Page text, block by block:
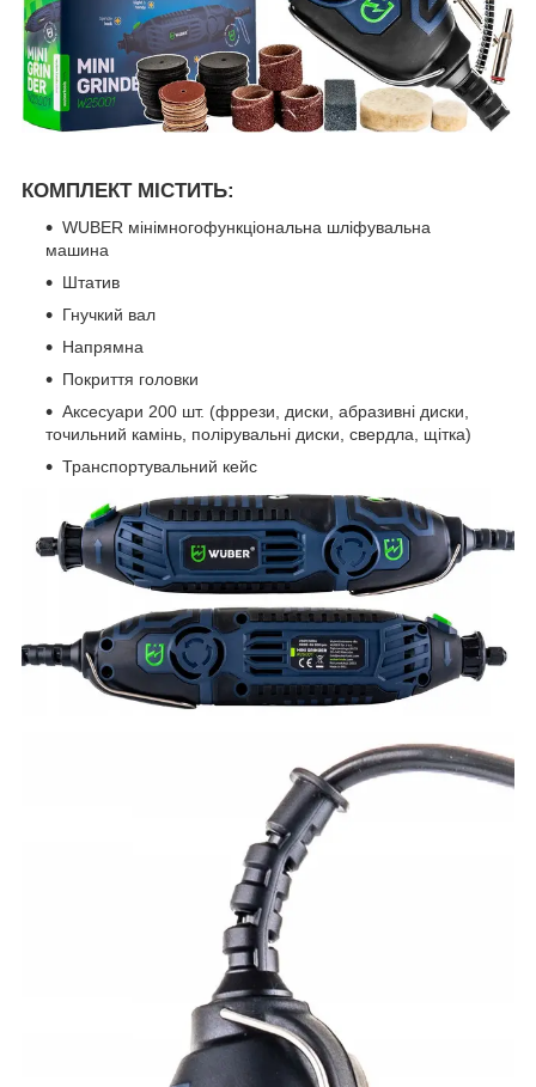
КОМПЛЕКТ МІСТИТЬ:
WUBER мінімногофункціональна шліфувальна
машина
Штатив
Гнучкий вал
Напрямна
Покриття головки
Аксесуари 200 шт. (фррези, диски, абразивні диски,
точильний камінь, полірувальні диски, свердла, щітка)
Транспортувальний кейс